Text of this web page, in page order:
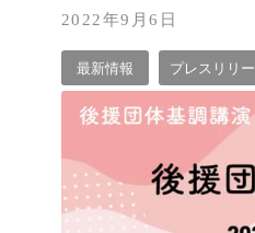
2022年9月6日
最新情報 プレスリリ